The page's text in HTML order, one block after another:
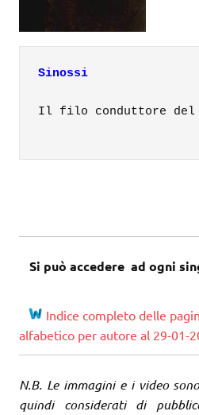
Sinossi
Il filo conduttore del
Si può accedere ad ogni
Indice completo delle
alfabetico per autore al 29-01-
N.B. Le immagini e i video
quindi considerati di